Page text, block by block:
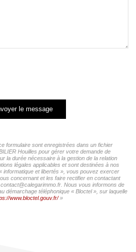
le message
formulaire sont enregistrées dans un fichier
Houilles pour gérer votre demande de
la durée nécessaire à la gestion de la relation
légales applicables et sont destinées à nos
informatique et libertés », vous pouvez exercer
concernant et les faire rectifier en contactant
Nous vous informons de
démarchage téléphonique « Bloctel », sur laquelle
www.bloctel.gouv.fr/»